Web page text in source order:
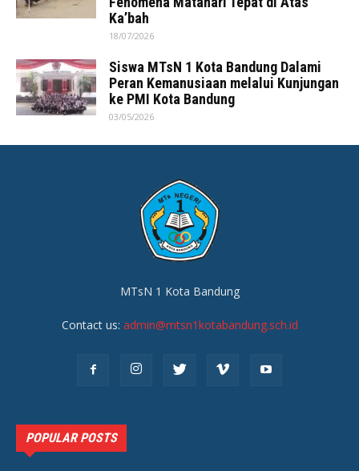
Ka’bah
18/07/2026
Siswa MTsN 1 Kota Bandung Dalami
Peran Kemanusiaan melalui Kunjungan
ke PMI Kota Bandung
03/05/2026
MTsN 1 Kota Bandung
Contact us: admin@mtsn1kotabandung.sch.id
POPULAR POSTS